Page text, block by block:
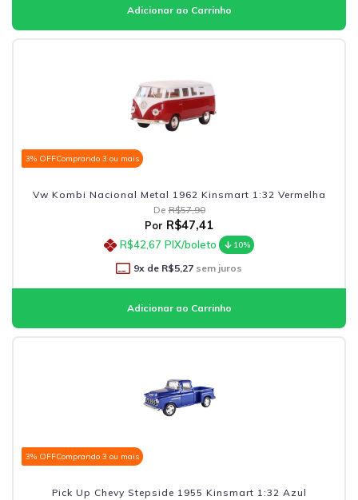
3% OFFComprando 3 ou mais
Vw Kombi Nacional Metal 1962 Kinsmart 1:32 Vermelha
De R$57,90
Por R$47,41
R$42,67 PIX/boleto 10%
9x de R$5,27 sem juros
3% OFFComprando 3 ou mais
Pick Up Chevy Stepside 1955 Kinsmart 1:32 Azul